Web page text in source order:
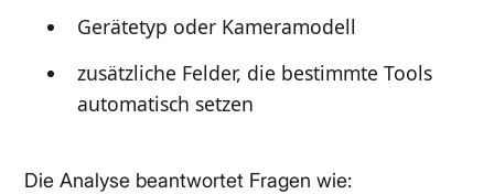
Gerätetyp oder Kameramodell
zusätzliche Felder, die bestimmte Tools
automatisch setzen
Die Analyse beantwortet Fragen wie: